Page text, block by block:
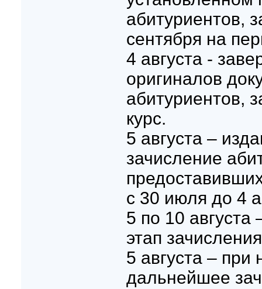
абитуриентов,
сентября на
4 августа -
оригиналов
абитуриентов,
курс.
5 августа –
зачисление
с 30 июля до 4
5 по 10 августа
этап
5 августа –
дальнейшее